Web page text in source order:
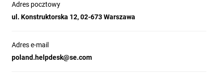
Adres pocztowy
ul. Konstruktorska 12, 02-673 Warszawa
Adres e-mail
poland.helpdesk@se.com